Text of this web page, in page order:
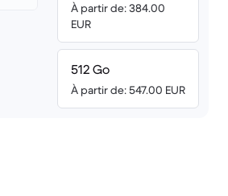
À partir de: 384.00
EUR
512 Go
À partir de: 547.00 EUR